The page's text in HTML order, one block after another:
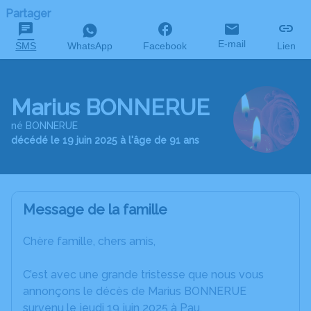
Partager
SMS WhatsApp Facebook E-mail Lien
Marius BONNERUE
né BONNERUE
décédé le 19 juin 2025 à l'âge de 91 ans
Message de la famille
Chère famille, chers amis,
C’est avec une grande tristesse que nous vous
annonçons le décès de Marius BONNERUE
survenu le jeudi 19 juin 2025 à Pau.